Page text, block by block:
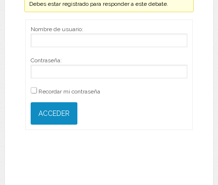
Debes estar registrado para responder a este debate.
Nombre de usuario:
Contraseña:
Recordar mi contraseña
ACCEDER